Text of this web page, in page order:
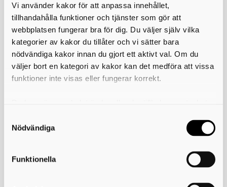
Vi använder kakor för att anpassa innehållet,
tillhandahålla funktioner och tjänster som gör att
webbplatsen fungerar bra för dig. Du väljer själv vilka
kategorier av kakor du tillåter och vi sätter bara
nödvändiga kakor innan du gjort ett aktivt val. Om du
väljer bort en kategori av kakor kan det medföra att vissa
funktioner inte visas eller fungerar korrekt.
användning av kakor som du hittar längst ner på sidan
Nödvändiga
Funktionella
Vill du veta mer om utbildningen?
Läs mer här!
Om du blir antagen till utbildningen kommer du att få genomgå en
läkarundersökning innan du kan starta.
Vill du veta mer?
Är du nyfiken på yrket? Hör gärna av dig!
Vi hjälper dig gärna om du planerar att söka SMO och behöver